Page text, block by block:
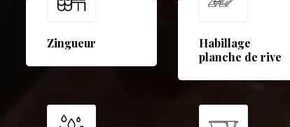
Zingueur
Habillage
planche de rive